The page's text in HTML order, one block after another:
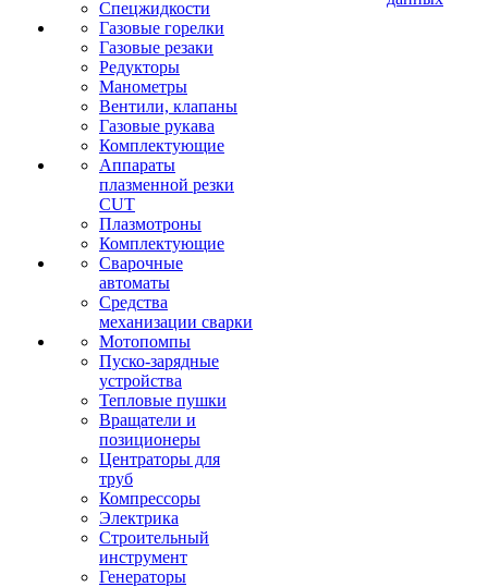
Спецжидкости
Газовые горелки
Газовые резаки
Редукторы
Манометры
Вентили, клапаны
Газовые рукава
Комплектующие
Аппараты
плазменной резки
CUT
Плазмотроны
Комплектующие
Сварочные
автоматы
Средства
механизации сварки
Мотопомпы
Пуско-зарядные
устройства
Тепловые пушки
Вращатели и
позиционеры
Центраторы для
труб
Компрессоры
Электрика
Строительный
инструмент
Генераторы